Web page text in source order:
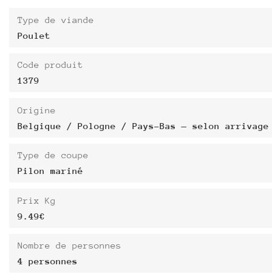
Type de viande
Poulet
Code produit
1379
Origine
Belgique / Pologne / Pays-Bas — selon arrivage
Type de coupe
Pilon mariné
Prix Kg
9.49€
Nombre de personnes
4 personnes